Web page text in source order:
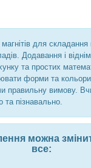
для складання
Додавання і
та простих
форми та кольори
правильну вимову.
та пізнавально.
можна
все: